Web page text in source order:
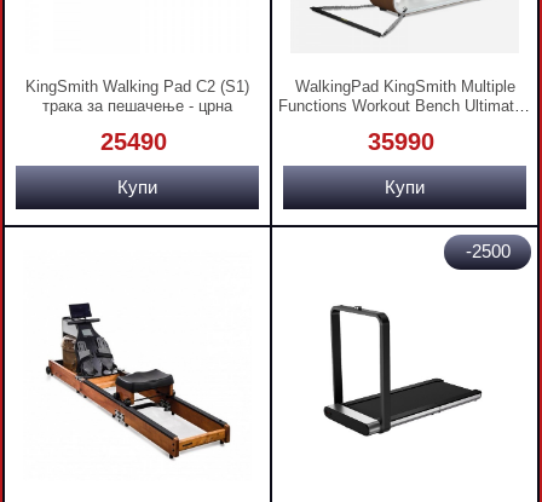
KingSmith Walking Pad C2 (S1)
трака за пешачење - црна
25490
Купи
WalkingPad KingSmith Multiple
Functions Workout Bench Ultimate -
вежбање
35990
Купи
-2500